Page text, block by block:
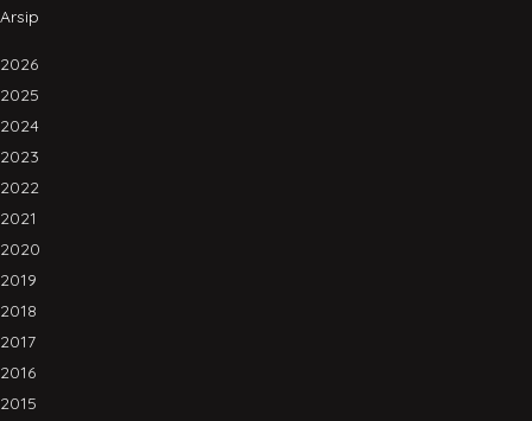
Arsip
2026
2025
2024
2023
2022
2021
2020
2019
2018
2017
2016
2015